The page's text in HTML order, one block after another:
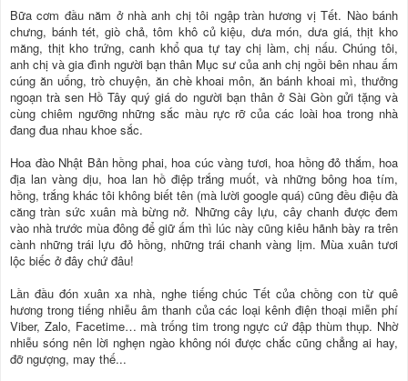
Bữa cơm đầu năm ở nhà anh chị tôi ngập tràn hương vị Tết. Nào bánh
chưng, bánh tét, giò chả, tôm khô củ kiệu, dưa món, dưa giá, thịt kho
măng, thịt kho trứng, canh khổ qua tự tay chị làm, chị nấu. Chúng tôi,
anh chị và gia đình người bạn thân Mục sư của anh chị ngồi bên nhau ấm
cúng ăn uống, trò chuyện, ăn chè khoai môn, ăn bánh khoai mì, thưởng
ngoạn trà sen Hồ Tây quý giá do người bạn thân ở Sài Gòn gửi tặng và
cùng chiêm ngưỡng những sắc màu rực rỡ của các loài hoa trong nhà
đang đua nhau khoe sắc.
Hoa đào Nhật Bản hồng phai, hoa cúc vàng tươi, hoa hồng đỏ thắm, hoa
địa lan vàng dịu, hoa lan hồ điệp trắng muốt, và những bông hoa tím,
hồng, trắng khác tôi không biết tên (mà lười google quá) cũng đều điệu đà
căng tràn sức xuân mà bừng nở. Những cây lựu, cây chanh được đem
vào nhà trước mùa đông để giữ ấm thì lúc này cũng kiêu hãnh bày ra trên
cành những trái lựu đỏ hồng, những trái chanh vàng lịm. Mùa xuân tươi
lộc biếc ở đây chứ đâu!
Lần đầu đón xuân xa nhà, nghe tiếng chúc Tết của chồng con từ quê
hương trong tiếng nhiễu âm thanh của các loại kênh điện thoại miễn phí
Viber, Zalo, Facetime… mà trống tim trong ngực cứ đập thùm thụp. Nhờ
nhiễu sóng nên lời nghẹn ngào không nói được chắc cũng chẳng ai hay,
đỡ ngượng, may thế...